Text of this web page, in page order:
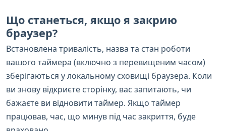
Що станеться, якщо я закрию
браузер?
Встановлена тривалість, назва та стан роботи
вашого таймера (включно з перевищеним часом)
зберігаються у локальному сховищі браузера. Коли
ви знову відкриєте сторінку, вас запитають, чи
бажаєте ви відновити таймер. Якщо таймер
працював, час, що минув під час закриття, буде